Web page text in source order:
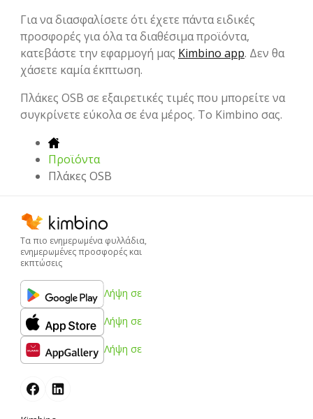
Για να διασφαλίσετε ότι έχετε πάντα ειδικές
προσφορές για όλα τα διαθέσιμα προϊόντα,
κατεβάστε την εφαρμογή μας Kimbino app. Δεν θα
χάσετε καμία έκπτωση.
Πλάκες OSB σε εξαιρετικές τιμές που μπορείτε να
συγκρίνετε εύκολα σε ένα μέρος. Το Kimbino σας.
Προϊόντα
Πλάκες OSB
Τα πιο ενημερωμένα φυλλάδια,
ενημερωμένες προσφορές και
εκπτώσεις
Λήψη σε
Λήψη σε
Λήψη σε